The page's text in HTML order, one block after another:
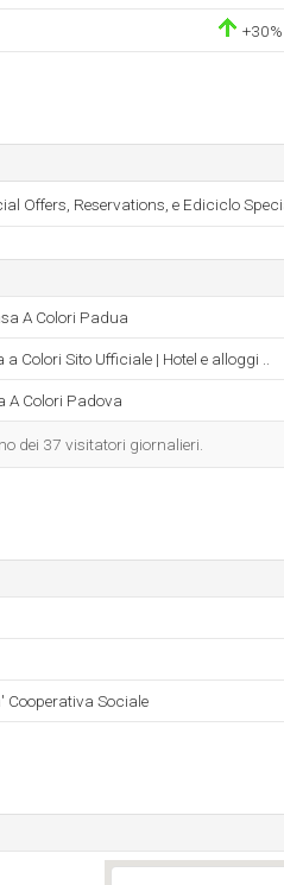
+30%
Offers, Reservations, e Ediciclo
A Colori Padua
Colori Sito Ufficiale | Hotel e alloggi ..
A Colori Padova
dei 37 visitatori giornalieri.
Cooperativa Sociale